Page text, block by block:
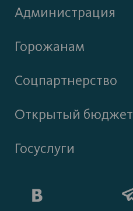
Администрация
Горожанам
Соцпартнерство
Открытый бюджет
Госуслуги